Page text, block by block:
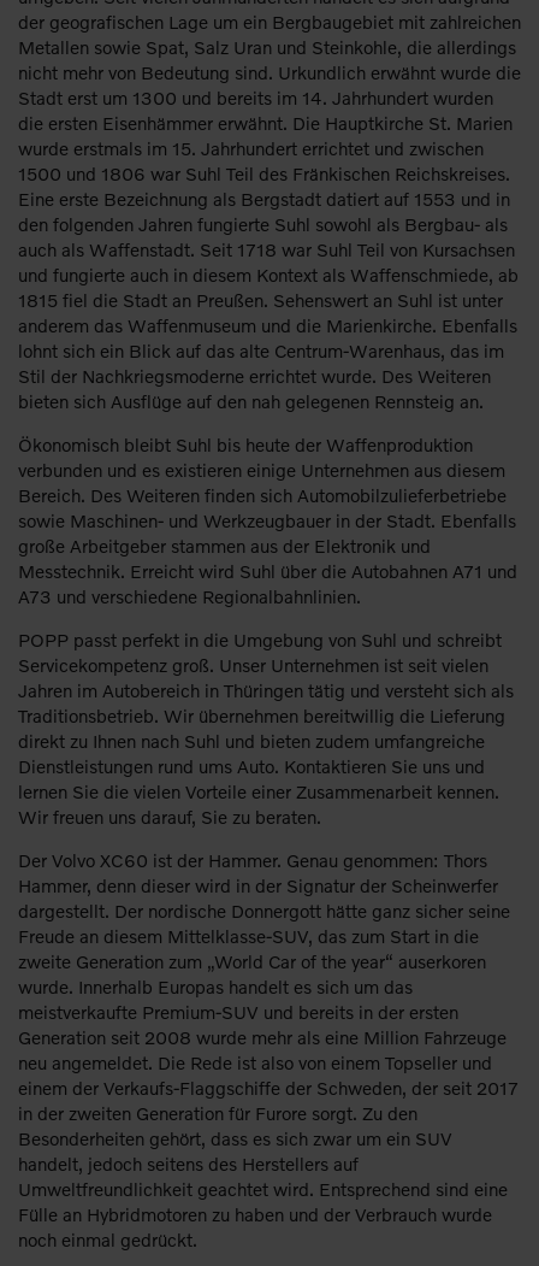
der geografischen Lage um ein Bergbaugebiet mit zahlreichen
Metallen sowie Spat, Salz Uran und Steinkohle, die allerdings
nicht mehr von Bedeutung sind. Urkundlich erwähnt wurde die
Stadt erst um 1300 und bereits im 14. Jahrhundert wurden
die ersten Eisenhämmer erwähnt. Die Hauptkirche St. Marien
wurde erstmals im 15. Jahrhundert errichtet und zwischen
1500 und 1806 war Suhl Teil des Fränkischen Reichskreises.
Eine erste Bezeichnung als Bergstadt datiert auf 1553 und in
den folgenden Jahren fungierte Suhl sowohl als Bergbau- als
auch als Waffenstadt. Seit 1718 war Suhl Teil von Kursachsen
und fungierte auch in diesem Kontext als Waffenschmiede, ab
1815 fiel die Stadt an Preußen. Sehenswert an Suhl ist unter
anderem das Waffenmuseum und die Marienkirche. Ebenfalls
lohnt sich ein Blick auf das alte Centrum-Warenhaus, das im
Stil der Nachkriegsmoderne errichtet wurde. Des Weiteren
bieten sich Ausflüge auf den nah gelegenen Rennsteig an.
Ökonomisch bleibt Suhl bis heute der Waffenproduktion
verbunden und es existieren einige Unternehmen aus diesem
Bereich. Des Weiteren finden sich Automobilzulieferbetriebe
sowie Maschinen- und Werkzeugbauer in der Stadt. Ebenfalls
große Arbeitgeber stammen aus der Elektronik und
Messtechnik. Erreicht wird Suhl über die Autobahnen A71 und
A73 und verschiedene Regionalbahnlinien.
POPP passt perfekt in die Umgebung von Suhl und schreibt
Servicekompetenz groß. Unser Unternehmen ist seit vielen
Jahren im Autobereich in Thüringen tätig und versteht sich als
Traditionsbetrieb. Wir übernehmen bereitwillig die Lieferung
direkt zu Ihnen nach Suhl und bieten zudem umfangreiche
Dienstleistungen rund ums Auto. Kontaktieren Sie uns und
lernen Sie die vielen Vorteile einer Zusammenarbeit kennen.
Wir freuen uns darauf, Sie zu beraten.
Der Volvo XC60 ist der Hammer. Genau genommen: Thors
Hammer, denn dieser wird in der Signatur der Scheinwerfer
dargestellt. Der nordische Donnergott hätte ganz sicher seine
Freude an diesem Mittelklasse-SUV, das zum Start in die
zweite Generation zum „World Car of the year“ auserkoren
wurde. Innerhalb Europas handelt es sich um das
meistverkaufte Premium-SUV und bereits in der ersten
Generation seit 2008 wurde mehr als eine Million Fahrzeuge
neu angemeldet. Die Rede ist also von einem Topseller und
einem der Verkaufs-Flaggschiffe der Schweden, der seit 2017
in der zweiten Generation für Furore sorgt. Zu den
Besonderheiten gehört, dass es sich zwar um ein SUV
handelt, jedoch seitens des Herstellers auf
Umweltfreundlichkeit geachtet wird. Entsprechend sind eine
Fülle an Hybridmotoren zu haben und der Verbrauch wurde
noch einmal gedrückt.